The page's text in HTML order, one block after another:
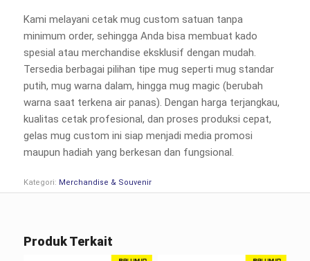
Kami melayani cetak mug custom satuan tanpa
minimum order, sehingga Anda bisa membuat kado
spesial atau merchandise eksklusif dengan mudah.
Tersedia berbagai pilihan tipe mug seperti mug standar
putih, mug warna dalam, hingga mug magic (berubah
warna saat terkena air panas). Dengan harga terjangkau,
kualitas cetak profesional, dan proses produksi cepat,
gelas mug custom ini siap menjadi media promosi
maupun hadiah yang berkesan dan fungsional.
Kategori: Merchandise & Souvenir
Produk Terkait